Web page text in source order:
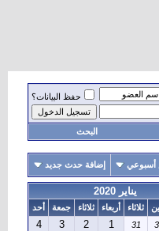
حفظ البيانات؟
البحث
إضافة حدث جديد
يناير 2020
ثلاثاء أربعاء ثلاثاء جمعة
أحد
31
1
2
3
4